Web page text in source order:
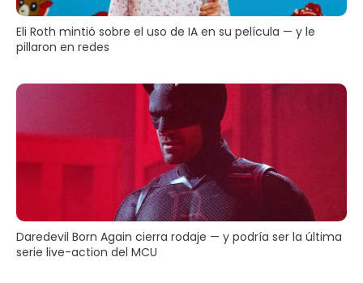
Eli Roth mintió sobre el uso de IA en su película — y le
pillaron en redes
Daredevil Born Again cierra rodaje — y podría ser la última
serie live-action del MCU